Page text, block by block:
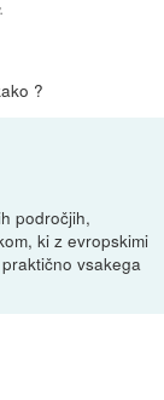
?
področjih,
ki z evropskimi
vsakega